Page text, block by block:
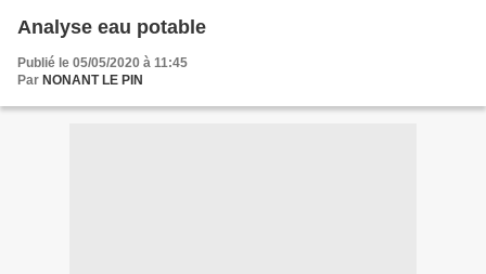
Analyse eau potable
Publié le 05/05/2020 à 11:45
Par NONANT LE PIN